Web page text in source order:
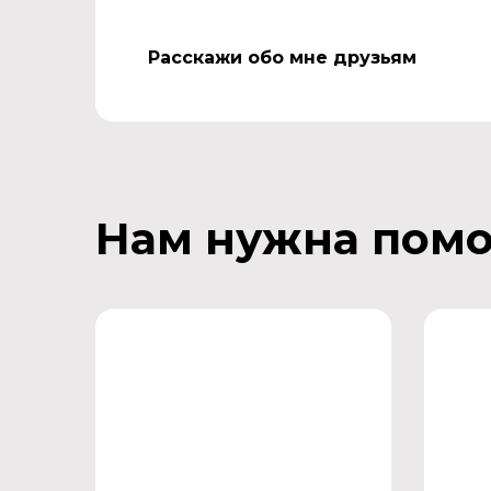
Расскажи обо мне друзьям
Нам нужна